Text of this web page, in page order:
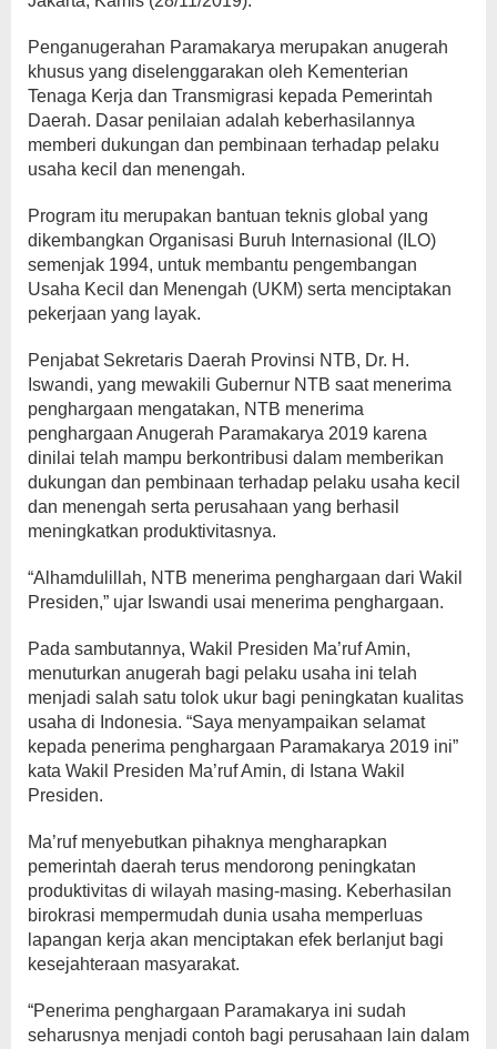
Penganugerahan Paramakarya merupakan anugerah
khusus yang diselenggarakan oleh Kementerian
Tenaga Kerja dan Transmigrasi kepada Pemerintah
Daerah. Dasar penilaian adalah keberhasilannya
memberi dukungan dan pembinaan terhadap pelaku
usaha kecil dan menengah.
Program itu merupakan bantuan teknis global yang
dikembangkan Organisasi Buruh Internasional (ILO)
semenjak 1994, untuk membantu pengembangan
Usaha Kecil dan Menengah (UKM) serta menciptakan
pekerjaan yang layak.
Penjabat Sekretaris Daerah Provinsi NTB, Dr. H.
Iswandi, yang mewakili Gubernur NTB saat menerima
penghargaan mengatakan, NTB menerima
penghargaan Anugerah Paramakarya 2019 karena
dinilai telah mampu berkontribusi dalam memberikan
dukungan dan pembinaan terhadap pelaku usaha kecil
dan menengah serta perusahaan yang berhasil
meningkatkan produktivitasnya.
“Alhamdulillah, NTB menerima penghargaan dari Wakil
Presiden,” ujar Iswandi usai menerima penghargaan.
Pada sambutannya, Wakil Presiden Ma’ruf Amin,
menuturkan anugerah bagi pelaku usaha ini telah
menjadi salah satu tolok ukur bagi peningkatan kualitas
usaha di Indonesia. “Saya menyampaikan selamat
kepada penerima penghargaan Paramakarya 2019 ini”
kata Wakil Presiden Ma’ruf Amin, di Istana Wakil
Presiden.
Ma’ruf menyebutkan pihaknya mengharapkan
pemerintah daerah terus mendorong peningkatan
produktivitas di wilayah masing-masing. Keberhasilan
birokrasi mempermudah dunia usaha memperluas
lapangan kerja akan menciptakan efek berlanjut bagi
kesejahteraan masyarakat.
“Penerima penghargaan Paramakarya ini sudah
seharusnya menjadi contoh bagi perusahaan lain dalam